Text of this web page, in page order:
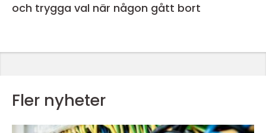
och trygga val när någon gått bort
Fler nyheter